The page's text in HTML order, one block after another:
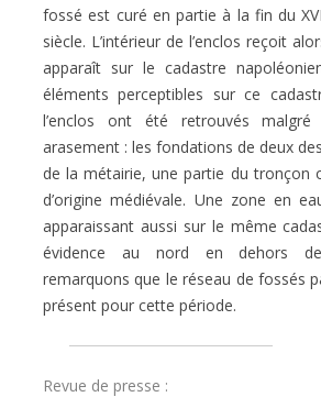
fossé est curé en partie à la fin du
siècle. L’intérieur de l’enclos reçoit
apparaît sur le cadastre
éléments perceptibles sur ce
l’enclos ont été retrouvés
arasement : les fondations de deux
de la métairie, une partie du tronçon
d’origine médiévale. Une zone en
apparaissant aussi sur le même
évidence au nord en dehors de
remarquons que le réseau de fossés
présent pour cette période.
Revue de presse :